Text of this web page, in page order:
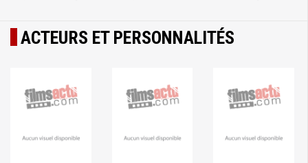
ACTEURS ET PERSONNALITÉS